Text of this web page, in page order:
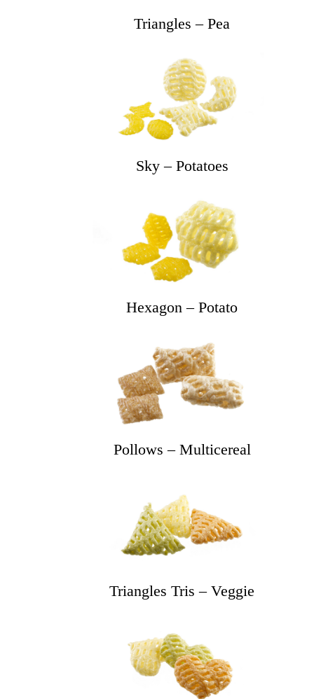
Triangles – Pea
Sky – Potatoes
Hexagon – Potato
Pollows – Multicereal
Triangles Tris – Veggie